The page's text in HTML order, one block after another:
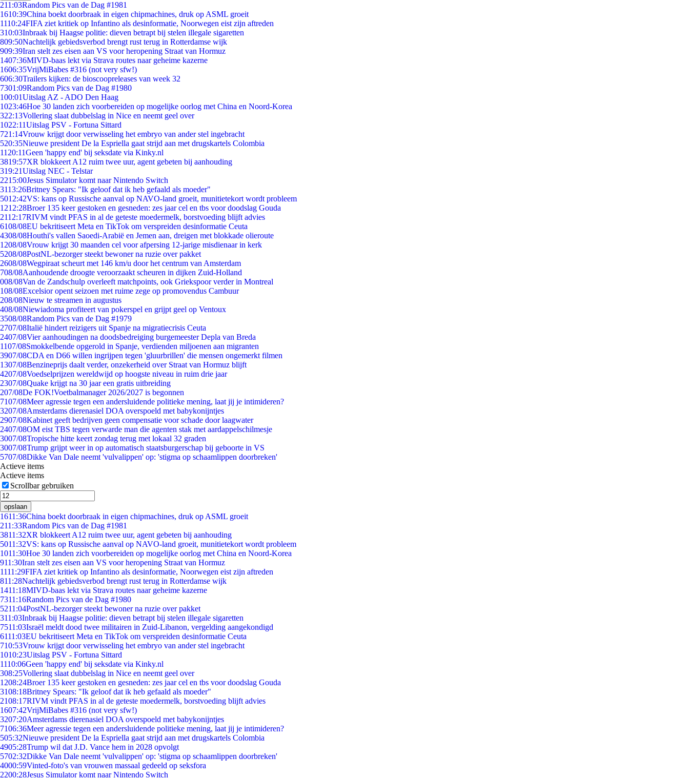
211:03Random Pics van de Dag #1981
1610:39China boekt doorbraak in eigen chipmachines, druk op ASML groeit
1110:24FIFA ziet kritiek op Infantino als desinformatie, Noorwegen eist zijn aftreden
310:03Inbraak bij Haagse politie: dieven betrapt bij stelen illegale sigaretten
809:50Nachtelijk gebiedsverbod brengt rust terug in Rotterdamse wijk
909:39Iran stelt zes eisen aan VS voor heropening Straat van Hormuz
1407:36MIVD-baas lekt via Strava routes naar geheime kazerne
1606:35VrijMiBabes #316 (not very sfw!)
606:30Trailers kijken: de bioscoopreleases van week 32
7301:09Random Pics van de Dag #1980
100:01Uitslag AZ - ADO Den Haag
1023:46Hoe 30 landen zich voorbereiden op mogelijke oorlog met China en Noord-Korea
322:13Vollering slaat dubbelslag in Nice en neemt geel over
1022:11Uitslag PSV - Fortuna Sittard
721:14Vrouw krijgt door verwisseling het embryo van ander stel ingebracht
520:35Nieuwe president De la Espriella gaat strijd aan met drugskartels Colombia
11 20:11Geen 'happy end' bij seksdate via Kinky.nl
3819:57XR blokkeert A12 ruim twee uur, agent gebeten bij aanhouding
319:21Uitslag NEC - Telstar
2215:00Jesus Simulator komt naar Nintendo Switch
3113:26Britney Spears: "Ik geloof dat ik heb gefaald als moeder"
5012:42VS: kans op Russische aanval op NAVO-land groeit, munitietekort wordt probleem
1212:28Broer 135 keer gestoken en gesneden: zes jaar cel en tbs voor doodslag Gouda
2112:17RIVM vindt PFAS in al de geteste moedermelk, borstvoeding blijft advies
6108/08EU bekritiseert Meta en TikTok om verspreiden desinformatie Ceuta
4308/08Houthi's vallen Saoedi-Arabië en Jemen aan, dreigen met blokkade olieroute
1208/08Vrouw krijgt 30 maanden cel voor afpersing 12-jarige misdienaar in kerk
5208/08PostNL-bezorger steekt bewoner na ruzie over pakket
2608/08Wegpiraat scheurt met 146 km/u door het centrum van Amsterdam
708/08Aanhoudende droogte veroorzaakt scheuren in dijken Zuid-Holland
008/08Van de Zandschulp overleeft matchpoints, ook Griekspoor verder in Montreal
108/08Excelsior opent seizoen met ruime zege op promovendus Cambuur
208/08Nieuw te streamen in augustus
408/08Niewiadoma profiteert van pokerspel en grijpt geel op Ventoux
3508/08Random Pics van de Dag #1979
2707/08Italië hindert reizigers uit Spanje na migratiecrisis Ceuta
2407/08Vier aanhoudingen na doodsbedreiging burgemeester Depla van Breda
1107/08Smokkelbende opgerold in Spanje, verdienden miljoenen aan migranten
3907/08CDA en D66 willen ingrijpen tegen 'gluurbrillen' die mensen ongemerkt filmen
1307/08Benzineprijs daalt verder, onzekerheid over Straat van Hormuz blijft
4207/08Voedselprijzen wereldwijd op hoogste niveau in ruim drie jaar
2307/08Quake krijgt na 30 jaar een gratis uitbreiding
207/08De FOK!Voetbalmanager 2026/2027 is begonnen
7107/08Meer agressie tegen een andersluidende politieke mening, laat jij je intimideren?
3207/08Amsterdams dierenasiel DOA overspoeld met babykonijntjes
2907/08Kabinet geeft bedrijven geen compensatie voor schade door laagwater
2407/08OM eist TBS tegen verwarde man die agenten stak met aardappelschilmesje
3007/08Tropische hitte keert zondag terug met lokaal 32 graden
3007/08Trump grijpt weer in op automatisch staatsburgerschap bij geboorte in VS
5707/08Dikke Van Dale neemt 'vulvalippen' op: 'stigma op schaamlippen doorbreken'
Actieve items
Actieve items
Scrollbar gebruiken
opslaan
1611:36China boekt doorbraak in eigen chipmachines, druk op ASML groeit
211:33Random Pics van de Dag #1981
3811:32XR blokkeert A12 ruim twee uur, agent gebeten bij aanhouding
5011:32VS: kans op Russische aanval op NAVO-land groeit, munitietekort wordt probleem
1011:30Hoe 30 landen zich voorbereiden op mogelijke oorlog met China en Noord-Korea
911:30Iran stelt zes eisen aan VS voor heropening Straat van Hormuz
1111:29FIFA ziet kritiek op Infantino als desinformatie, Noorwegen eist zijn aftreden
811:28Nachtelijk gebiedsverbod brengt rust terug in Rotterdamse wijk
1411:18MIVD-baas lekt via Strava routes naar geheime kazerne
7311:16Random Pics van de Dag #1980
5211:04PostNL-bezorger steekt bewoner na ruzie over pakket
311:03Inbraak bij Haagse politie: dieven betrapt bij stelen illegale sigaretten
7511:03Israël meldt dood twee militairen in Zuid-Libanon, vergelding aangekondigd
6111:03EU bekritiseert Meta en TikTok om verspreiden desinformatie Ceuta
710:53Vrouw krijgt door verwisseling het embryo van ander stel ingebracht
1010:23Uitslag PSV - Fortuna Sittard
1110:06Geen 'happy end' bij seksdate via Kinky.nl
308:25Vollering slaat dubbelslag in Nice en neemt geel over
1208:24Broer 135 keer gestoken en gesneden: zes jaar cel en tbs voor doodslag Gouda
3108:18Britney Spears: "Ik geloof dat ik heb gefaald als moeder"
2108:17RIVM vindt PFAS in al de geteste moedermelk, borstvoeding blijft advies
1607:42VrijMiBabes #316 (not very sfw!)
3207:20Amsterdams dierenasiel DOA overspoeld met babykonijntjes
7106:36Meer agressie tegen een andersluidende politieke mening, laat jij je intimideren?
505:32Nieuwe president De la Espriella gaat strijd aan met drugskartels Colombia
4905:28Trump wil dat J.D. Vance hem in 2028 opvolgt
5702:32Dikke Van Dale neemt 'vulvalippen' op: 'stigma op schaamlippen doorbreken'
4000:59Vinted-foto's van vrouwen massaal gedeeld op seksfora
2200:28Jesus Simulator komt naar Nintendo Switch